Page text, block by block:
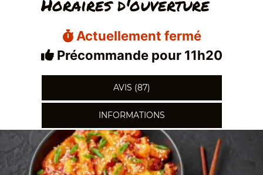
Horaires d'ouverture
Actuellement fermé
Précommande pour 11h20
AVIS (87)
INFORMATIONS